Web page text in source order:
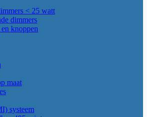
< 25 watt
dimmers
knoppen
maat
systeem